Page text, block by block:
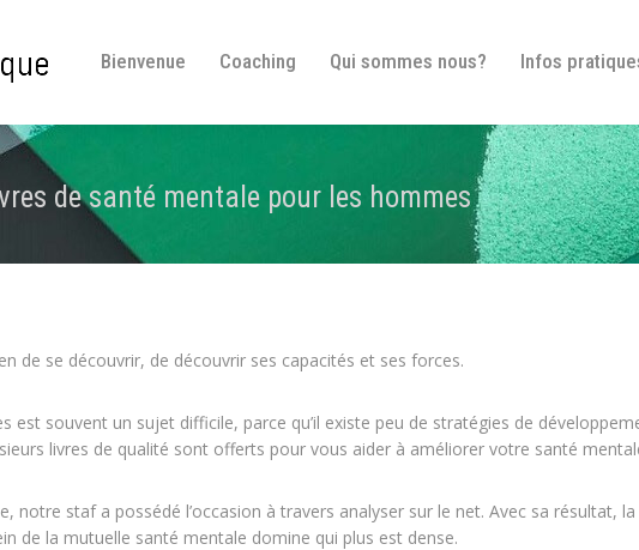
Bienvenue Coaching Qui sommes nous? Infos
de santé mentale pour les hommes
de se découvrir, de découvrir ses capacités et ses forces.
est souvent un sujet difficile, parce qu’il existe peu de stratégies de
livres de qualité sont offerts pour vous aider à améliorer votre santé
notre staf a possédé l’occasion à travers analyser sur le net. Avec sa résultat,
de la mutuelle santé mentale domine qui plus est dense.